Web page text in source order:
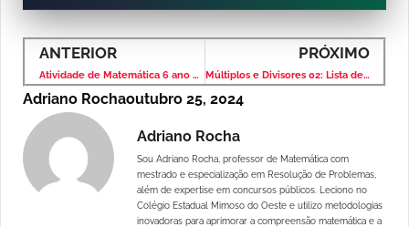
ANTERIOR
Atividade de Matemática 6 ano – Lista 1
PRÓXIMO
Múltiplos e Divisores 02: Lista de Exercícios com Solução
Adriano Rochaoutubro 25, 2024
Adriano Rocha
Sou Adriano Rocha, professor de Matemática com
mestrado e especialização em Resolução de Problemas,
além de expertise em concursos públicos. Leciono no
Colégio Estadual Mimoso do Oeste e utilizo metodologias
inovadoras para aprimorar a compreensão matemática e a